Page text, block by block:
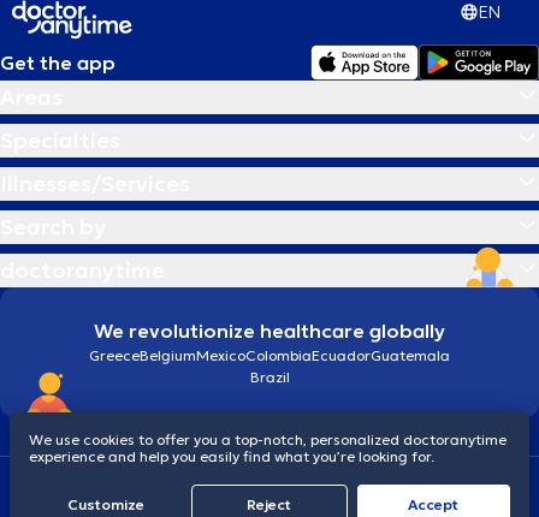
EN
Get the app
We revolutionize healthcare globally
GreeceBelgiumMexicoColombiaEcuadorGuatemala
Brazil
Cookiesdoctoranytime: Data Protection Policy
© 2026 doctoranytime
We use cookies to offer you a top-notch, personalized doctoranytime
experience and help you easily find what you’re looking for.
Customize Reject Accept